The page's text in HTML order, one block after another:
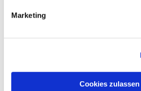
Marketing
Cookies zulassen